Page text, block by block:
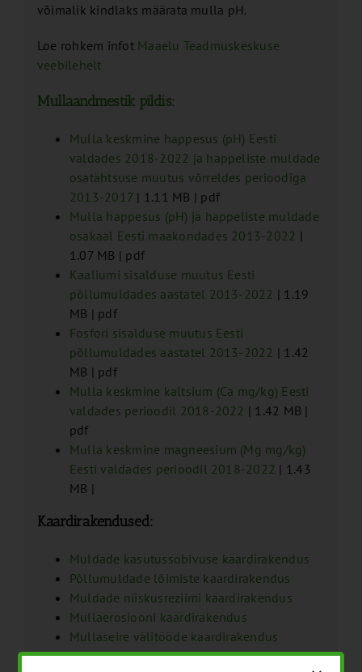
võimalik kindlaks määrata mulla pH.
Loe rohkem infot Maaelu Teadmuskeskuse
veebilehelt
Mullaandmestik pildis:
Mulla keskmine happesus (pH) Eesti
valdades 2018-2022 ja happeliste muldade
osatähtsuse muutus võrreldes perioodiga
2013-2017 | 1.11 MB | pdf
Mulla happesus (pH) ja happeliste muldade
osakaal Eesti maakondades 2013-2022 |
1.07 MB | pdf
Kaaliumi sisalduse muutus Eesti
põllumuldades aastatel 2013-2022 | 1.19
MB | pdf
Fosfori sisalduse muutus Eesti
põllumuldades aastatel 2013-2022 | 1.42
MB | pdf
Mulla keskmine kaltsium (Ca mg/kg) Eesti
valdades perioodil 2018-2022 | 1.42 MB |
pdf
Mulla keskmine magneesium (Mg mg/kg)
Eesti valdades perioodil 2018-2022 | 1.43
MB |
Kaardirakendused:
Muldade kasutussobivuse kaardirakendus
Põllumuldade lõimiste kaardirakendus
Muldade niiskusreziimi kaardirakendus
Mullaerosiooni kaardirakendus
Mullaseire välitööde kaardirakendus